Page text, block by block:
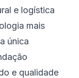
e logística
mais
única
e qualidade